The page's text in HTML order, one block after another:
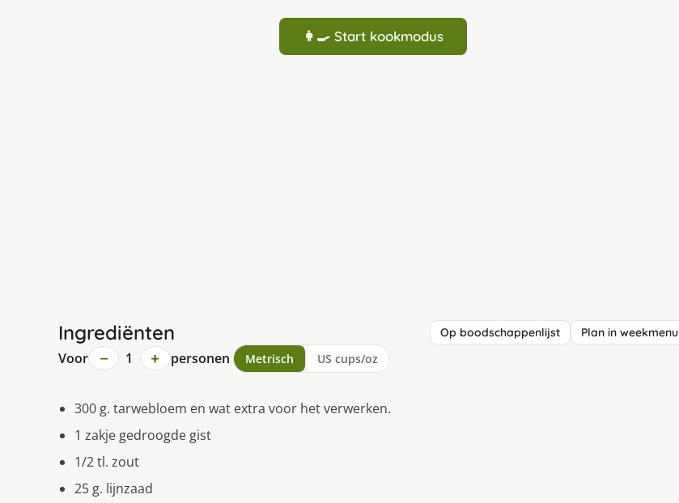
👩‍🍳 Start kookmodus
Ingrediënten Op boodschappenlijst Plan in weekmenu
Voor − 1 + personen Metrisch US cups/oz
300 g. tarwebloem en wat extra voor het verwerken.
1 zakje gedroogde gist
1/2 tl. zout
25 g. lijnzaad